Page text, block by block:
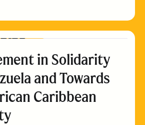
in Solidarity
and Towards
Caribbean